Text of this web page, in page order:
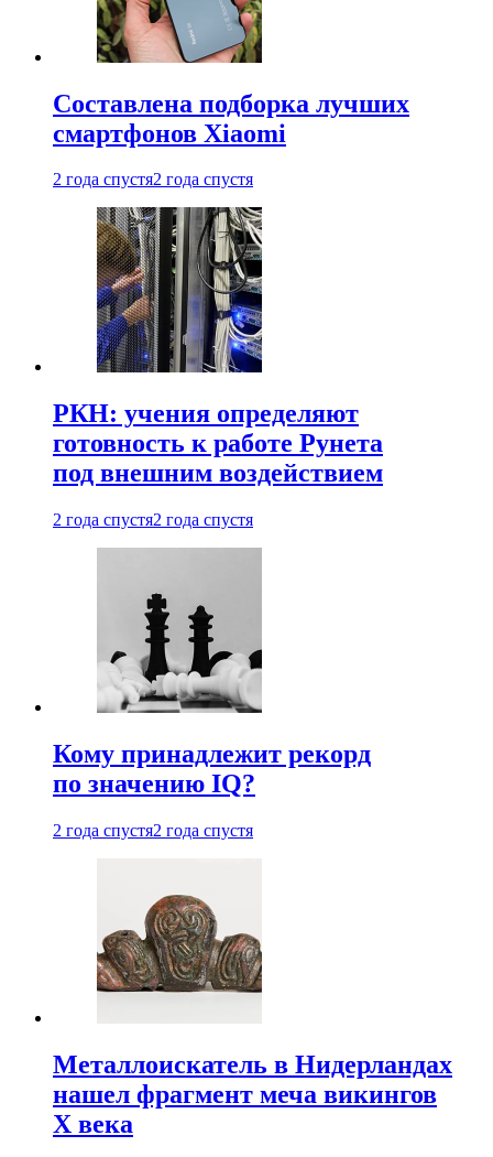
Составлена подборка лучших
смартфонов Xiaomi
2 года спустя2 года спустя
РКН: учения определяют
готовность к работе Рунета
под внешним воздействием
2 года спустя2 года спустя
Кому принадлежит рекорд
по значению IQ?
2 года спустя2 года спустя
Металлоискатель в Нидерландах
нашел фрагмент меча викингов
X века